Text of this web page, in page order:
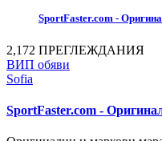
SportFaster.com -
2,172 ПРЕГЛЕЖДАНИЯ
ВИП обяви
Sofia
SportFaster.com -